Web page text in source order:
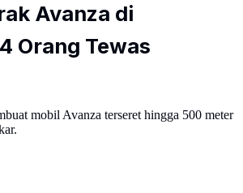
Avanza di
Orang Tewas
mobil Avanza terseret hingga 500 meter